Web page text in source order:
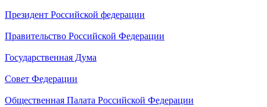
Президент Российской федерации
Правительство Российской Федерации
Государственная Дума
Совет Федерации
Общественная Палата Российской Федерации